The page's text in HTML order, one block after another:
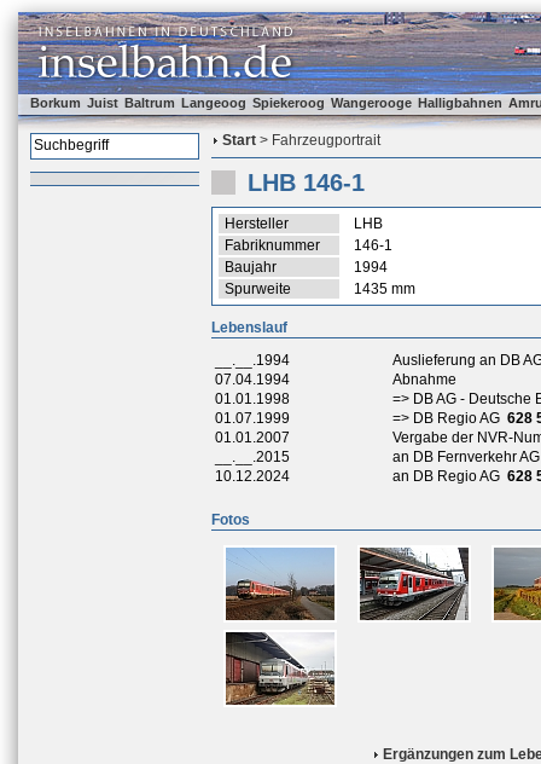
Borkum Juist Baltrum Langeoog Spiekeroog Wangerooge Halligbahnen
Start > Fahrzeugportrait
LHB 146-1
Hersteller
LHB
Fabriknummer
146-1
Baujahr
1994
Spurweite
1435 mm
Lebenslauf
__.__.1994
Auslieferung an DB
07.04.1994
Abnahme
01.01.1998
=> DB AG - Deutsche
01.07.1999
=> DB Regio AG 628
01.01.2007
Vergabe der NVR-
__.__.2015
an DB Fernverkehr AG
10.12.2024
an DB Regio AG 628
Fotos
Ergänzungen zum